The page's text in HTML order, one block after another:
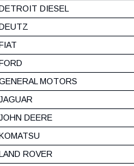
DIESEL
MOTORS
DEERE
ROVER